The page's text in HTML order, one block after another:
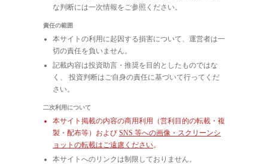
な判断には一次情報をご参照ください。
責任の範囲
本サイトの利用に起因する損害について、運営者は一
切の責任を負いません。
記載内容は投資助言・推奨を目的としたものではな
く、 投資判断はご自身の責任に基づいて行ってくだ
さい。
二次利用について
本サイト掲載の内容の商用利用（営利目的の転載・複
製・配布等）および SNS 等への画像・スクリーンシ
ョットの転載はご遠慮ください。
本サイトへのリンクは制限しておりません。